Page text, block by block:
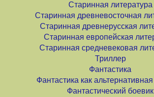
Старинная литература
Старинная древневосточная
Старинная древнерусская
Старинная европейская
Старинная средневековая
Триллер
Фантастика
Фантастика как
Фантастический боевик